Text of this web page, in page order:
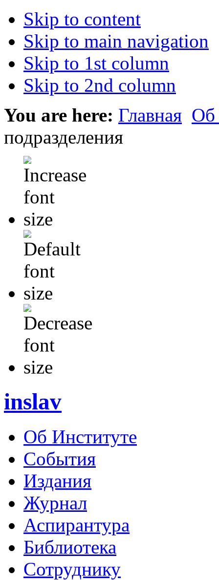
Skip to content
Skip to main navigation
Skip to 1st column
Skip to 2nd column
You are here: Главная Об
подразделения
inslav
Об Институте
События
Издания
Журнал
Аспирантура
Библиотека
Сотруднику